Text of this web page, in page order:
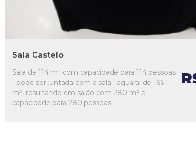
Sala Castelo
Sala de 114 m² com capacidade para 114 pessoas
- pode ser juntada com a sala Taquaral de 166
m², resultando em salão com 280 m² e
capacidade para 280 pessoas.